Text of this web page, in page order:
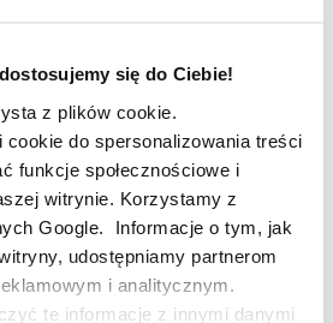
się do Ciebie!
z plików cookie.
do spersonalizowania treści
funkcje społecznościowe i
witrynie. Korzystamy z
Google. Informacje o tym, jak
udostępniamy partnerom
i analitycznym.
te informacje z innymi danymi
kolorów w mieszkaniu i
zmniejszenia przestrzeni nie jest
skontrastuje się je z jasnymi
w życie powyższych rad
wymarzonego wnętrza, a
miły nastrój.